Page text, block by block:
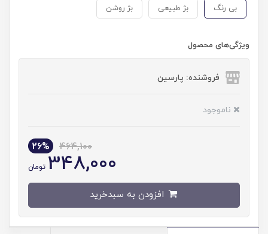
بی رنگ بژ طبیعی بژ روشن
ویژگی‌های محصول
فروشنده: پارسین
ناموجود
464,100
26%
348,000 تومان